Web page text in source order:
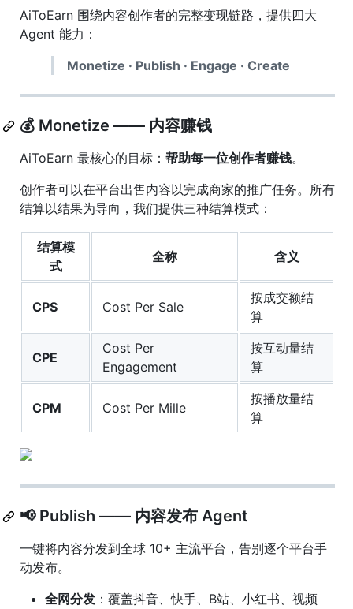
AiToEarn 围绕内容创作者的完整变现链路，提供四大
Agent 能力：
Monetize · Publish · Engage · Create
💰 Monetize —— 内容赚钱
AiToEarn 最核心的目标： 帮助每一位创作者赚钱。
创作者可以在平台出售内容以完成商家的推广任务。所有
结算以结果为导向，我们提供三种结算模式：
结算模
式
全称 含义
CPS Cost Per Sale
按成交额结
算
CPE
Cost Per
Engagement
按互动量结
算
CPM Cost Per Mille
按播放量结
算
📢 Publish —— 内容发布 Agent
一键将内容分发到全球 10+ 主流平台，告别逐个平台手
动发布。
全网分发 ：覆盖抖音、快手、B站、小红书、视频